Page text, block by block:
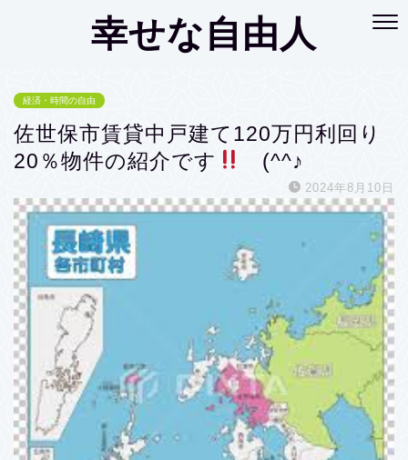
幸せな自由人
経済・時間の自由
佐世保市賃貸中戸建て120万円利回り
20％物件の紹介です
(^^♪
2024年8月10日